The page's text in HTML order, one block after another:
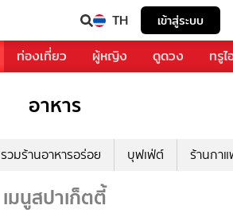
TH เข้าสู่ระบบ
ท่องเที่ยว ผู้หญิง ดูดวง ทรู
อาหาร
รวมร้านอาหารอร่อย บุฟเฟ่ต์ ร้านกา
เมนูสปาเก็ตตี้